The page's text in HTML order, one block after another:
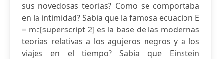
sus novedosas teorias? Como se comportaba
en la intimidad? Sabia que la famosa ecuacion E
= mc[superscript 2] es la base de las modernas
teorias relativas a los agujeros negros y a los
viajes en el tiempo? Sabia que Einstein